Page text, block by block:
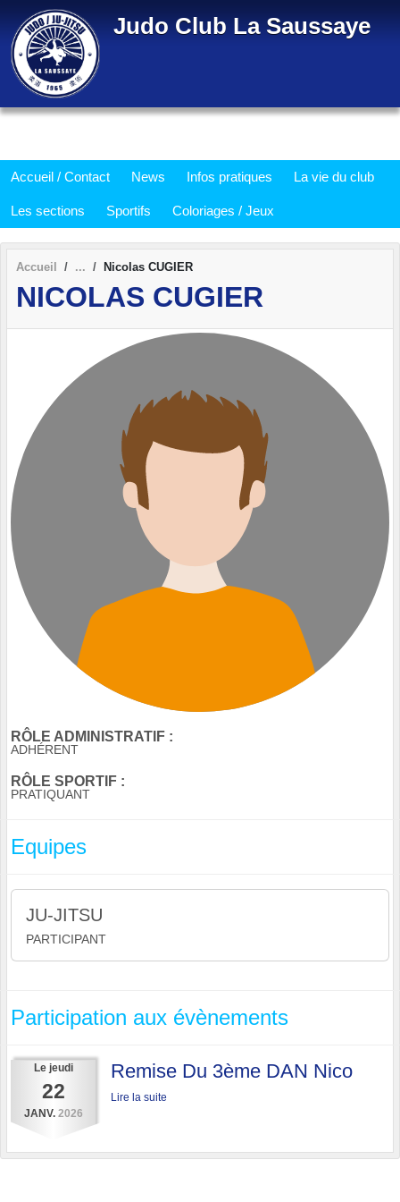
Judo Club La Saussaye
Accueil / Contact News Infos pratiques La vie du club
Les sections Sportifs Coloriages / Jeux
Accueil Nicolas CUGIER
NICOLAS CUGIER
RÔLE ADMINISTRATIF :
ADHÉRENT
RÔLE SPORTIF :
PRATIQUANT
Equipes
JU-JITSU
PARTICIPANT
Participation aux évènements
Le jeudi
22
JANV. 2026
Remise Du 3ème DAN Nico
Lire la suite
Panneau de gestion des cookies